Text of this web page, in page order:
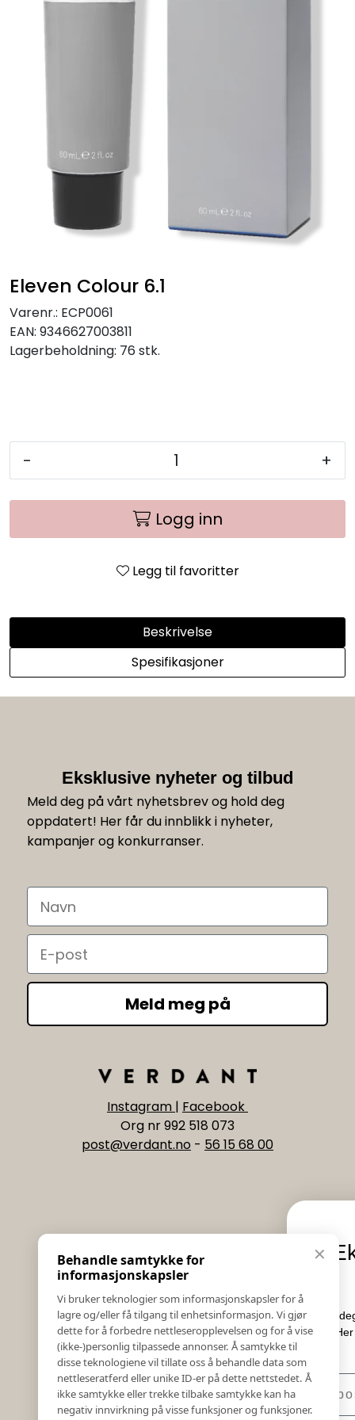
Eleven Colour 6.1
Varenr.: ECP0061
EAN: 9346627003811
Lagerbeholdning: 76 stk.
- +
Logg inn
Legg til favoritter
Beskrivelse
Spesifikasjoner
Eksklusive nyheter og tilbud
Meld deg på vårt nyhetsbrev og hold deg
oppdatert! Her får du innblikk i nyheter,
kampanjer og konkurranser.
Navn
Email
Meld meg på
Instagram | Facebook
Org nr 992 518 073
post@verdant.no - 56 15 68 00
Informasjon
Salgs & Leveringsbetingelser
Registrer reklamasjon eller retur
Kontakt Oss
Bildebank
Følg Oss
Prislister
Etiske Retningslinjer
Åpenhetsloven
✕
Behandle samtykke for
informasjonskapsler
Vi bruker teknologier som informasjonskapsler for å
lagre og/eller få tilgang til enhetsinformasjon. Vi gjør
dette for å forbedre nettleseropplevelsen og for å vise
(ikke-)personlig tilpassede annonser. Å samtykke til
disse teknologiene vil tillate oss å behandle data som
nettleseratferd eller unike ID-er på dette nettstedet. Å
ikke samtykke eller trekke tilbake samtykke kan ha
negativ innvirkning på visse funksjoner og funksjoner.
Eksklusive
Meld deg på vårt nyhetsbrev
Her får du innblikk i
E-post